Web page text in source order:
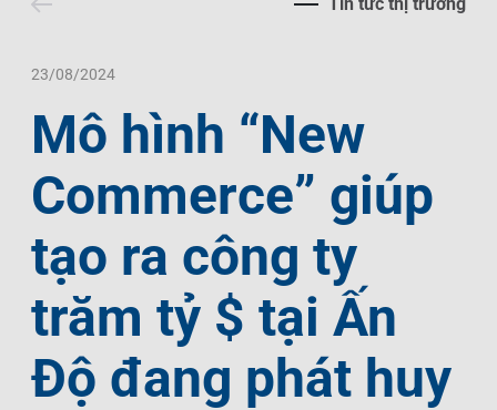
Tin Đầu Tư Tại Việt Nam
Thông Cáo Báo Chí
Ngôn Ngữ
VI
23/08/2024
Mô hình “New
Commerce” giúp
tạo ra công ty
trăm tỷ $ tại Ấn
Độ đang phát huy